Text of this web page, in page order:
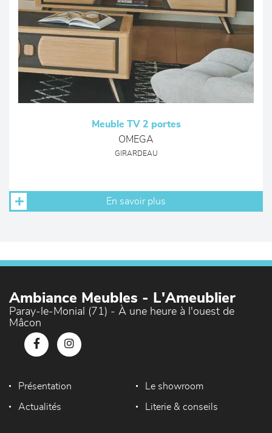
Meuble TV 2 portes
OMEGA
GIRARDEAU
En savoir plus
Ambiance Meubles - L'Ameublier
Paray-le-Monial (71) - À une heure à l'ouest de
Mâcon
Présentation Le showroom
Actualités Literie & conseils